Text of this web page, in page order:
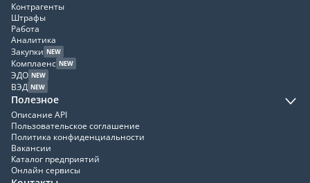
Контрагенты
Штрафы
Работа
Аналитика
Закупки NEW
Комплаенс NEW
ЭДО NEW
ВЭД NEW
Полезное
Описание API
Пользовательское соглашение
Политика конфиденциальности
Вакансии
Каталог предприятий
Онлайн сервисы